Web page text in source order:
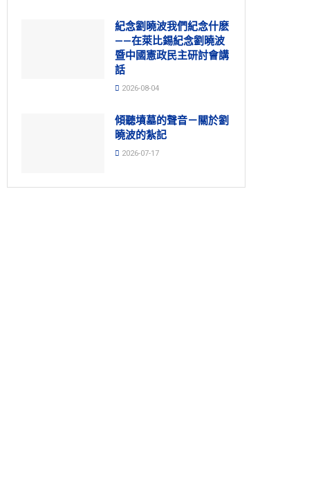
紀念劉曉波我們紀念什麽
——在萊比錫紀念劉曉波
暨中國憲政民主研討會講
話
2026-08-04
傾聽墳墓的聲音－關於劉
曉波的紮記
2026-07-17